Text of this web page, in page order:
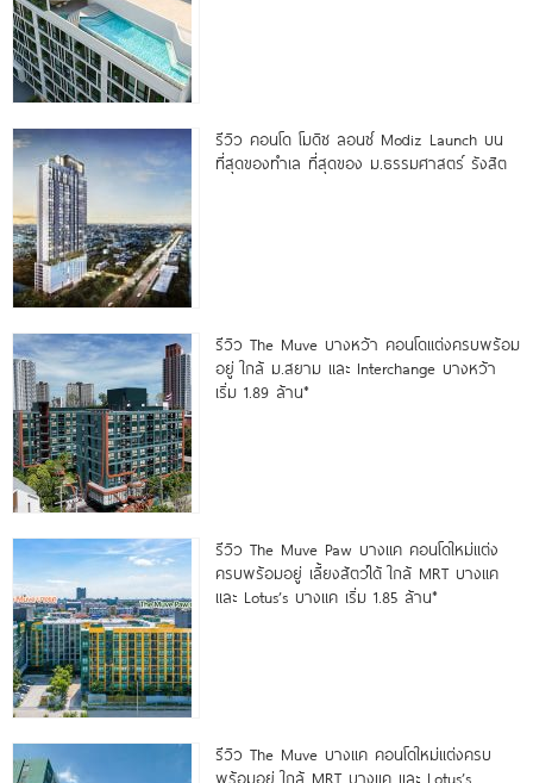
รีวิว คอนโด โมดิซ ลอนซ์ Modiz Launch บน
ที่สุดของทำเล ที่สุดของ ม.ธรรมศาสตร์ รังสิต
รีวิว The Muve บางหว้า คอนโดแต่งครบพร้อม
อยู่ ใกล้ ม.สยาม และ Interchange บางหว้า
เริ่ม 1.89 ล้าน*
รีวิว The Muve Paw บางแค คอนโดใหม่แต่ง
ครบพร้อมอยู่ เลี้ยงสัตว์ได้ ใกล้ MRT บางแค
และ Lotus’s บางแค เริ่ม 1.85 ล้าน*
รีวิว The Muve บางแค คอนโดใหม่แต่งครบ
พร้อมอยู่ ใกล้ MRT บางแค และ Lotus’s